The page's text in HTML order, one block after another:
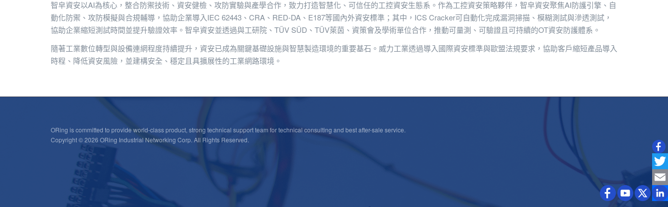
智皁資安以AI為核心，整合防禦技術、資安健檢、攻防實驗與產學合作，致力打造智慧化、可信任的工控資安生態系。作為工控資安策略夥伴，智皁資安聚焦AI防護引擎、自
動化防禦、攻防模擬與合規輔導，協助企業導入IEC 62443、CRA、RED-DA、E187等國內外資安標準；其中，ICS Cracker可自動化完成漏洞掃描、模糊測試與滲透測試，
協助企業縮短測試時間並提升驗證效率。智皁資安並透過與工研院、TÜV SÜD、TÜV萊茵、資策會及學術單位合作，推動可量測、可驗證且可持續的OT資安防護體系。
隨著工業數位轉型與設備連網程度持續提升，資安已成為關鍵基礎設施與智慧製造環境的重要基石。威力工業透過導入國際資安標準與歐盟法規要求，協助客戶縮短產品導入
時程、降低資安風險，並建構安全、穩定且具擴展性的工業網路環境。
ORing is committed to provide world-class product, strong technical support team for technical consulting and best after-sale service.
Copyright © 2026 ORing Industrial Networking Corp. All Rights Reserved.